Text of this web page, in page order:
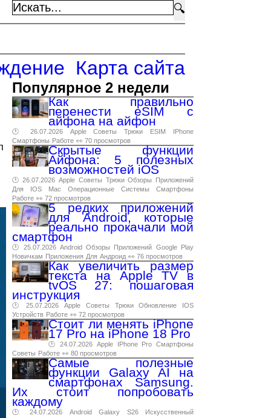
🔍
Карта сайта
Популярное 2 недели
Как правильно
перенести eSIM с
айфона на айфон
🕑 26.07.2026 Apple Советы Трюки ESIM
IPhone
Смартфоны Работе 👀 70 просмотров
Скрытые функции
Айфона: 5 полезных
возможностей iOS
🕑 26.07.2026 Apple Советы Трюки Обзоры
Приложений
Для
IOS Mac Операционные Системы
Смартфоны
Работе 👀 72 просмотров
5 редких приложений
для Android, которые
реально прокачали мой
смартфон
🕑 25.07.2026 Android Обзоры Приложений Google
Play
Новичкам Приложения Для Андроид 👀 76 просмотров
Как увеличить размер
текста на Apple TV в
tvOS 27: пошаговая
инструкция
🕑 25.07.2026 Apple Советы Трюки Обновление
IOS
Устройств Работе 👀 72 просмотров
Стоит ли менять iPhone
17 Pro на iPhone 18 Pro
🕑 24.07.2026 Apple IPhone Pro Смартфоны
Советы Работе 👀 80 просмотров
Самые полезные
функции Galaxy AI на
смартфонах Samsung.
Их стоит попробовать
каждому
🕑 24.07.2026 Android Galaxy S26
Искусственный